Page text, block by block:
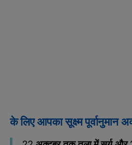
के लिए आपका सूक्ष्म पूर्वानुमान